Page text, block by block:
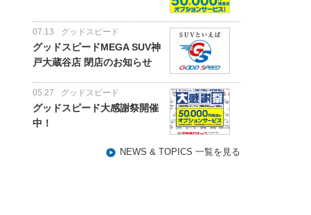
07.13 グッドスピード
グッドスピードMEGA SUV神
戸大蔵谷店 閉店のお知らせ
05.27 グッドスピード
グッドスピード大感謝祭開催
中！
NEWS & TOPICS 一覧を見る